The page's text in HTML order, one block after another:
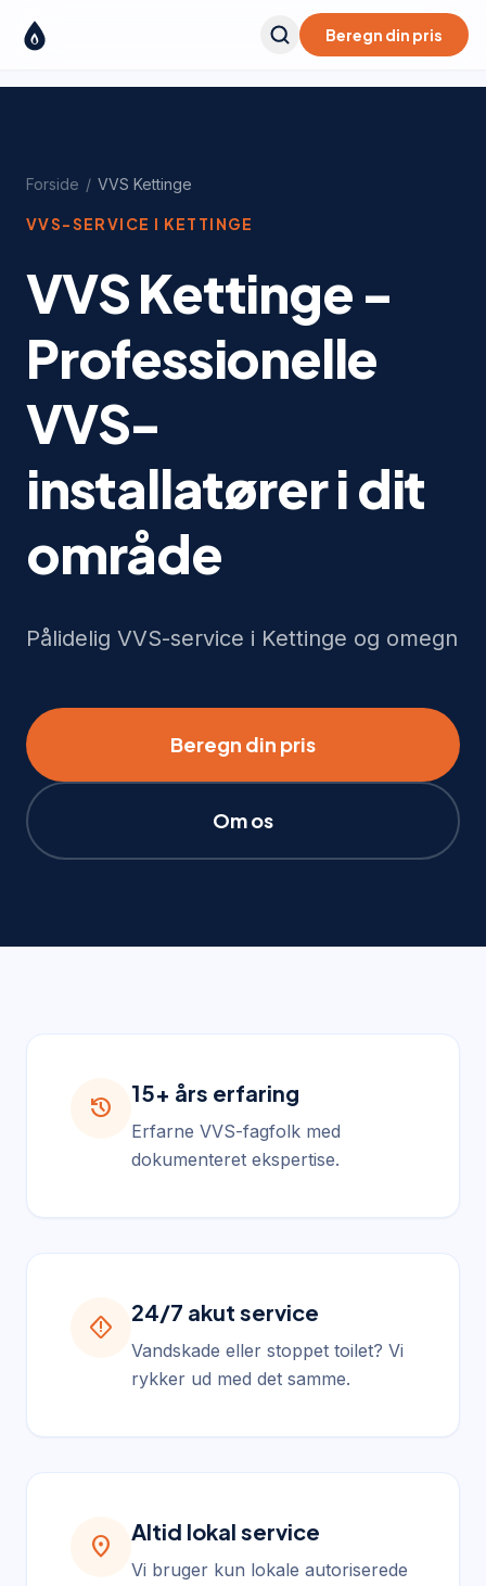
Beregn din pris
Forside / VVS Kettinge
VVS-SERVICE I KETTINGE
VVS Kettinge -
Professionelle
VVS-
installatører i dit
område
Pålidelig VVS-service i Kettinge og omegn
Beregn din pris
Om os
history
15+ års erfaring
Erfarne VVS-fagfolk med
dokumenteret ekspertise.
emergency_home
24/7 akut service
Vandskade eller stoppet toilet? Vi
rykker ud med det samme.
location_on
Altid lokal service
Vi bruger kun lokale autoriserede